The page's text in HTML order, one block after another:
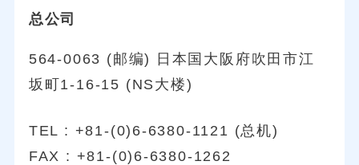
总公司
564-0063 (邮编) 日本国大阪府吹田市江
坂町1-16-15 (NS大楼)
TEL : +81-(0)6-6380-1121 (总机)
FAX : +81-(0)6-6380-1262